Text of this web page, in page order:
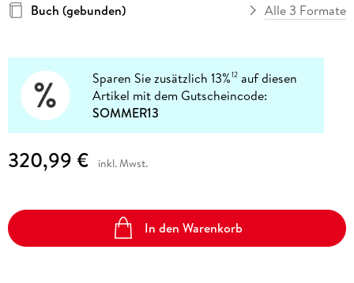
Buch (gebunden)
Alle 3 Formate
Sparen Sie zusätzlich 13%12 auf diesen
Artikel mit dem Gutscheincode:
SOMMER13
320,99 € inkl. Mwst.
In den Warenkorb